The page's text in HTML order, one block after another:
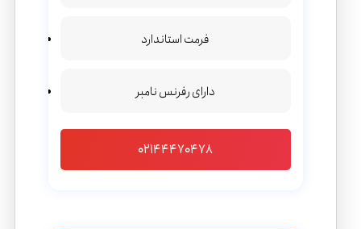
فرمت استاندارد
دارای رفرنس نامبر
02144470478